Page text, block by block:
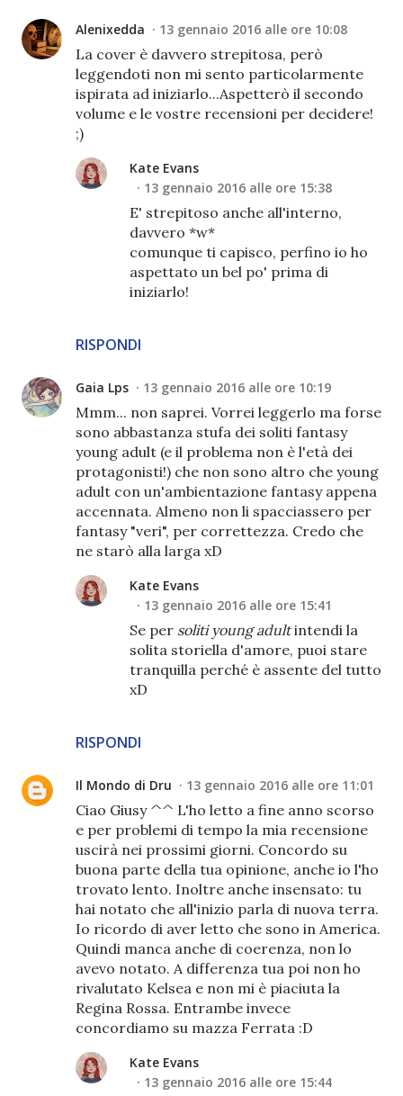
Alenixedda 13 gennaio 2016 alle ore 10:08
La cover è davvero strepitosa, però
leggendoti non mi sento particolarmente
ispirata ad iniziarlo...Aspetterò il secondo
volume e le vostre recensioni per decidere!
;)
RISPONDI
Kate Evans
13 gennaio 2016 alle ore 15:38
E' strepitoso anche all'interno,
davvero *w*
comunque ti capisco, perfino io ho
aspettato un bel po' prima di
iniziarlo!
Gaia Lps 13 gennaio 2016 alle ore 10:19
Mmm... non saprei. Vorrei leggerlo ma forse
sono abbastanza stufa dei soliti fantasy
young adult (e il problema non è l'età dei
protagonisti!) che non sono altro che young
adult con un'ambientazione fantasy appena
accennata. Almeno non li spacciassero per
fantasy "veri", per correttezza. Credo che
ne starò alla larga xD
RISPONDI
Kate Evans
13 gennaio 2016 alle ore 15:41
Se per soliti young adultintendi la
solita storiella d'amore, puoi stare
tranquilla perché è assente del tutto
xD
Il Mondo di Dru 13 gennaio 2016 alle ore 11:01
Ciao Giusy ^^ L'ho letto a fine anno scorso
e per problemi di tempo la mia recensione
uscirà nei prossimi giorni. Concordo su
buona parte della tua opinione, anche io l'ho
trovato lento. Inoltre anche insensato: tu
hai notato che all'inizio parla di nuova terra.
Io ricordo di aver letto che sono in America.
Quindi manca anche di coerenza, non lo
avevo notato. A differenza tua poi non ho
rivalutato Kelsea e non mi è piaciuta la
Regina Rossa. Entrambe invece
concordiamo su mazza Ferrata :D
Kate Evans
13 gennaio 2016 alle ore 15:44